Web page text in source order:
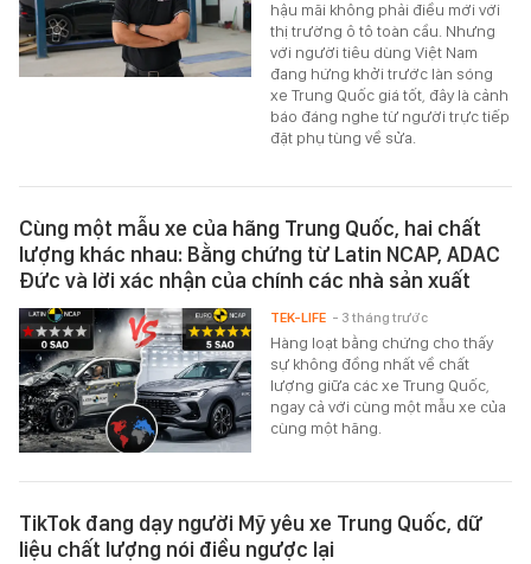
hậu mãi không phải điều mới với
thị trường ô tô toàn cầu. Nhưng
với người tiêu dùng Việt Nam
đang hứng khởi trước làn sóng
xe Trung Quốc giá tốt, đây là cảnh
báo đáng nghe từ người trực tiếp
đặt phụ tùng về sửa.
Cùng một mẫu xe của hãng Trung Quốc, hai chất
lượng khác nhau: Bằng chứng từ Latin NCAP, ADAC
Đức và lời xác nhận của chính các nhà sản xuất
Hàng loạt bằng chứng cho thấy
sự không đồng nhất về chất
lượng giữa các xe Trung Quốc,
ngay cả với cùng một mẫu xe của
cùng một hãng.
TEK-LIFE - 3 tháng trước
TikTok đang dạy người Mỹ yêu xe Trung Quốc, dữ
liệu chất lượng nói điều ngược lại